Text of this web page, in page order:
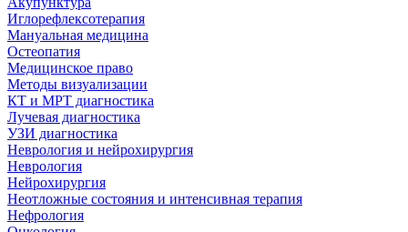
Иглорефлексотерапия
Мануальная медицина
Остеопатия
Медицинское право
Методы визуализации
КТ и МРТ диагностика
Лучевая диагностика
УЗИ диагностика
Неврология и нейрохирургия
Неврология
Нейрохирургия
Неотложные состояния и интенсивная терапия
Нефрология